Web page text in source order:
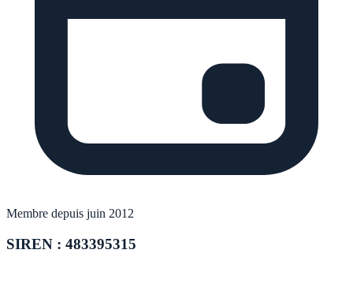
Membre depuis juin 2012
SIREN : 483395315